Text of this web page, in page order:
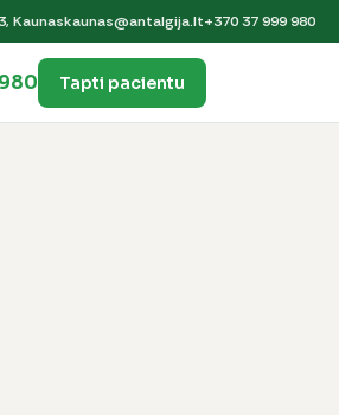
Kaunaskaunas@antalgija.lt+370 37 999 980
Tapti pacientu